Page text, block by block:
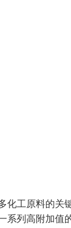
工原料的关
列高附加值